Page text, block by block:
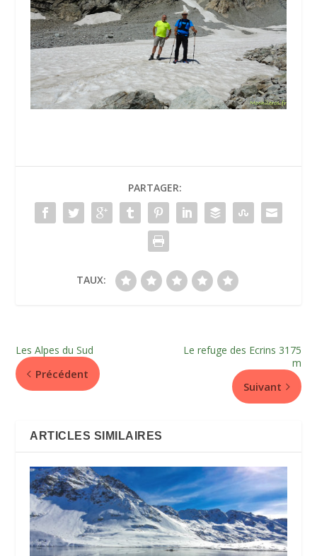
PARTAGER:
TAUX:
Les Alpes du Sud
Précédent
Le refuge des Ecrins 3175
m
Suivant
ARTICLES SIMILAIRES